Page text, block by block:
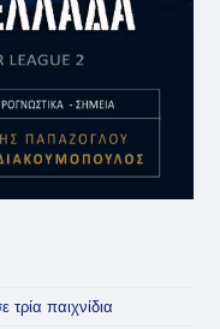
παιχνίδια